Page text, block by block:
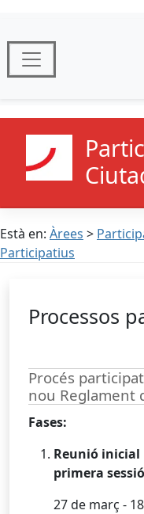
Està en: Àrees >
Participatius
Processos
Procés
nou Reglament
Fases:
Reunió inicial
primera
27 de març -